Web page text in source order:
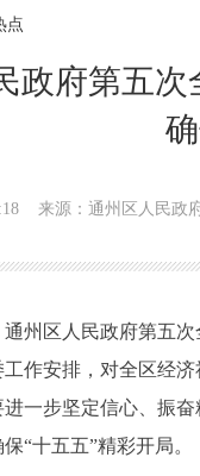
点
政府第五
来源：通州区人民政
区人民政府第五次
作安排，对全区经
一步坚定信心、振
“十五五”精彩开局。